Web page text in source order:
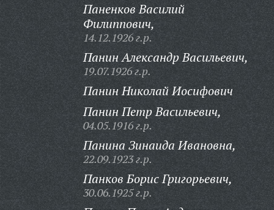
Паненков Василий
Филиппович,
14.12.1926 г.р.
Панин Александр Васильевич,
19.07.1926 г.р.
Панин Николай Иосифович
Панин Петр Васильевич,
04.05.1916 г.р.
Панина Зинаида Ивановна,
22.09.1923 г.р.
Панков Борис Григорьевич,
30.06.1925 г.р.